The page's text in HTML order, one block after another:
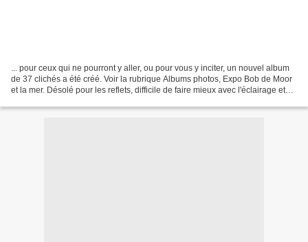
... pour ceux qui ne pourront y aller, ou pour vous y inciter, un nouvel album
de 37 clichés a été créé. Voir la rubrique Albums photos, Expo Bob de Moor
et la mer. Désolé pour les reflets, difficile de faire mieux avec l'éclairage et